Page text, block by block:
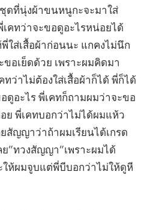
ดที่นุ่งผ้าขนหนูกะจะมาใส่
คทว่าจะขอดูอะไรหน่อยได้
ใส่เสื้อผ้าก่อนนะ แกคงไม่นึก
อเย็ดด้วย เพราะผมคิดมา
ว่าไม่ต้องใส่เสื้อผ้าก็ได้ พี่ก็ได้
ดูอะไร พี่เคทก็ถามผมว่าจะขอ
ย พี่เคทบอกว่าไม่ได้ผมแห้ว
ยสัญญาว่าถ้าผมเรียนได้เกรด
ย”ทวงสัญญา”เพราะผมได้
ให้ผมจูบแต่พี่บีบอกว่าไม่ให้ดูหี